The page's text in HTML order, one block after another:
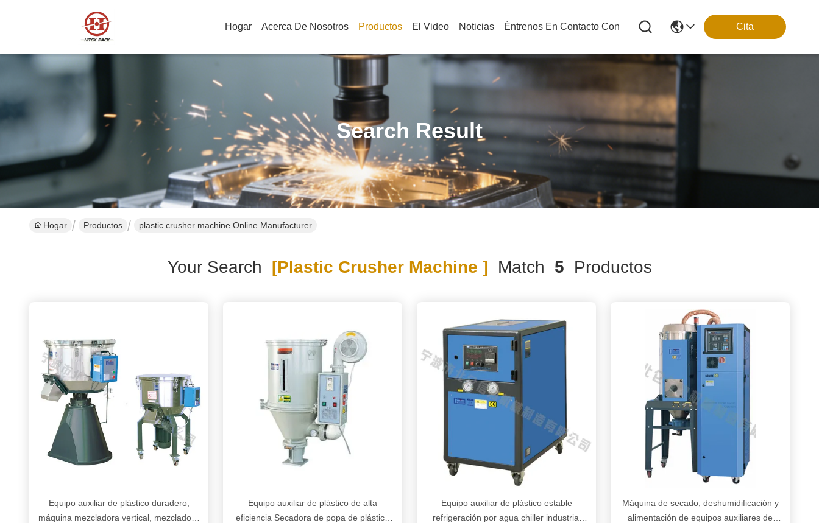
Hogar Acerca De Nosotros Productos El Video Noticias Éntrenos En Contacto Con Cita
Search Result
Hogar Productos plastic crusher machine Online Manufacturer
Your Search [plastic Crusher Machine ] Match 5 Productos
Equipo auxiliar de plástico duradero,
máquina mezcladora vertical, mezcladora
Equipo auxiliar de plástico de alta
eficiencia Secadora de popa de plástico
Equipo auxiliar de plástico estable
refrigeración por agua chiller industrial
Máquina de secado, deshumidificación y
alimentación de equipos auxiliares de